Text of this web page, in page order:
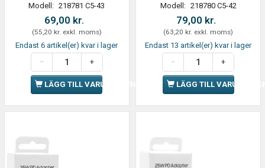
Modell: 218781 C5-43
69,00 kr.
(55,20 kr. exkl. moms)
Endast 6 artikel(er) kvar i lager
LÄGG TILL VARUKORGEN
Modell: 218780 C5-42
79,00 kr.
(63,20 kr. exkl. moms)
Endast 13 artikel(er) kvar i lager
LÄGG TILL